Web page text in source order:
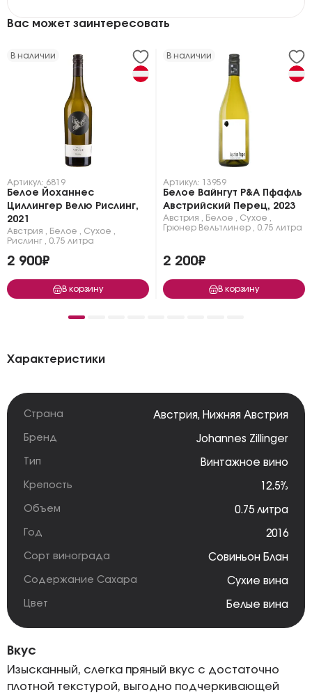
Вас может заинтересовать
В наличии
Артикул: 6819
Белое Йоханнес
Циллингер Велю Рислинг,
2021
Австрия Белое Сухое
Рислинг
0.75 литра
2 900₽
В корзину
В наличии
Артикул: 13959
Белое Вайнгут P&A Пфафль
Австрийский Перец, 2023
Австрия Белое Сухое
Грюнер Вельтлинер
0.75 литра
2 200₽
В корзину
Характеристики
Страна Австрия, Нижняя Австрия
Бренд Johannes Zillinger
Тип Винтажное вино
Крепость 12.5%
Объем 0.75 литра
Год 2016
Сорт винограда Совиньон Блан
Содержание Сахара Сухие вина
Цвет Белые вина
Вкус
Изысканный, слегка пряный вкус с достаточно
плотной текстурой, выгодно подчеркивающей